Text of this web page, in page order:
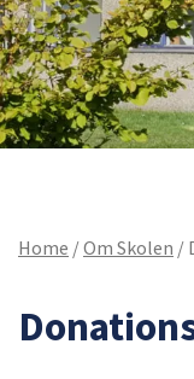
Home /Om Skolen /